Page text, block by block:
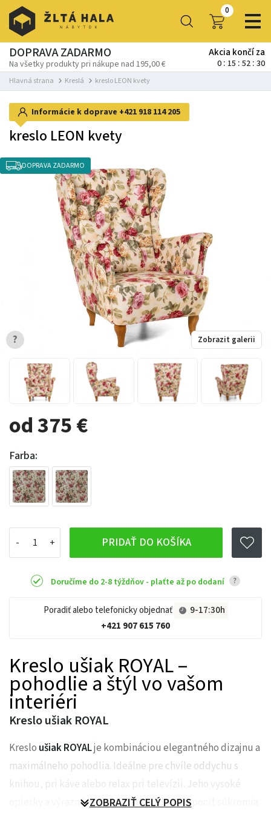
0
DOPRAVA ZADARMO
Na všetky produkty pri nákupe nad 195,00 €
Akcia končí za
0 15 52 28
Hlavná strana Kreslá kreslo LEON kvety
od 375 €
Farba:
PRIDAŤ DO KOŠÍKA
Doručíme do 2-8 týždňov - plaťte až po dodaní ?
Poradiť alebo telefonicky objednať
9-17:30h
+421 907 615 760
Informácie k doprave +421 918 114 205
kreslo LEON kvety
DOPRAVA ZADARMO
Zobrazit galerii
?
Kreslo ušiak ROYAL –
pohodlie a štýl vo vašom
interiéri
Kreslo ušiak ROYAL
Kreslo ušiak ROYALje kombináciou elegantného dizajnu a
maximálneho pohodlia. Ideálne pre chvíle oddychu s
knihou, pri káve alebo relax pri televízii. Jeho vysoké
opierky a výrazné bočné “ušia” poskytujú pocit súkromia
ZOBRAZIŤ CELÝ POPIS